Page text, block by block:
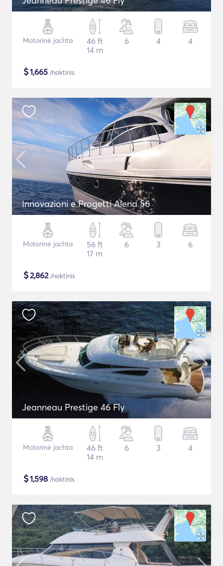
Motorinė jachta
46 ft
14 m
6 4 4
$1,665 /naktinis
Innovazioni e Progetti Alena 56
Motorinė jachta
56 ft
17 m
6 3 6
$2,862/naktinis
Jeanneau Prestige 46 Fly
Motorinė jachta
46 ft
14 m
6 3 4
$1,598 /naktinis